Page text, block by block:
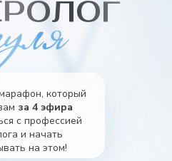
который
за 4 эфира
с профессией
и начать
на этом!